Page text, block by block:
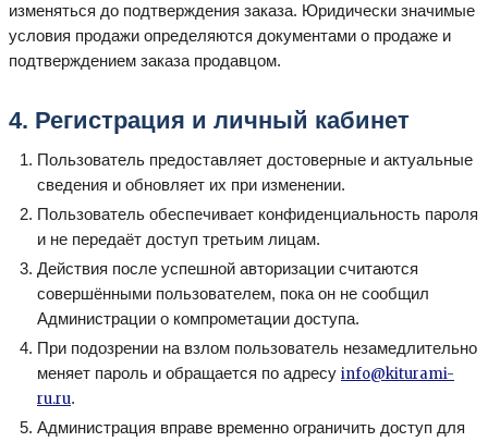
изменяться до подтверждения заказа. Юридически значимые
условия продажи определяются документами о продаже и
подтверждением заказа продавцом.
4. Регистрация и личный кабинет
Пользователь предоставляет достоверные и актуальные
сведения и обновляет их при изменении.
Пользователь обеспечивает конфиденциальность пароля
и не передаёт доступ третьим лицам.
Действия после успешной авторизации считаются
совершёнными пользователем, пока он не сообщил
Администрации о компрометации доступа.
При подозрении на взлом пользователь незамедлительно
меняет пароль и обращается по адресу info@kiturami-
ru.ru.
Администрация вправе временно ограничить доступ для